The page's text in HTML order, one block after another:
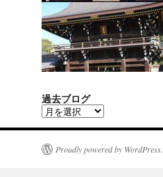
過去ブログ
過
ロ Proudly powered by WordPress.